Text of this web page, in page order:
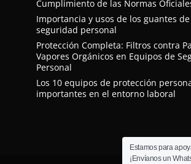
Cumplimiento de las Normas
Importancia y usos de los guantes
seguridad personal
Protección Completa: Filtros contra
Vapores Orgánicos en Equipos de
Personal
Los 10 equipos de protección
importantes en el entorno laboral
Estamos para
¡Envíanos un